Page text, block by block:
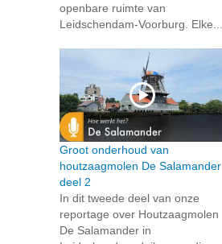
openbare ruimte van
Leidschendam-Voorburg. Elke...
Groot onderhoud van
houtzaagmolen De Salamander
deel 2
In dit tweede deel van onze
reportage over Houtzaagmolen
De Salamander in